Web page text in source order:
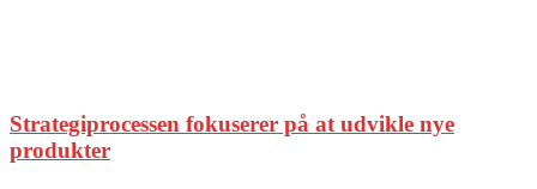
Strategiprocessen fokuserer på at udvikle nye
produkter